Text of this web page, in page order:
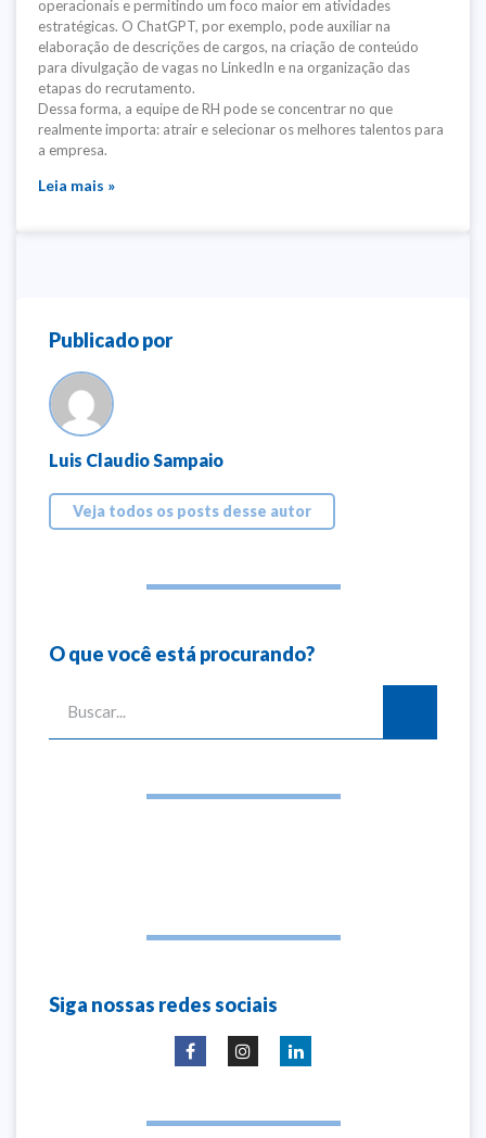
operacionais e permitindo um foco maior em atividades
estratégicas. O ChatGPT, por exemplo, pode auxiliar na
elaboração de descrições de cargos, na criação de conteúdo
para divulgação de vagas no LinkedIn e na organização das
etapas do recrutamento.
Dessa forma, a equipe de RH pode se concentrar no que
realmente importa: atrair e selecionar os melhores talentos para
a empresa.
Leia mais »
Publicado por
Luis Claudio Sampaio
Veja todos os posts desse autor
O que você está procurando?
Siga nossas redes sociais